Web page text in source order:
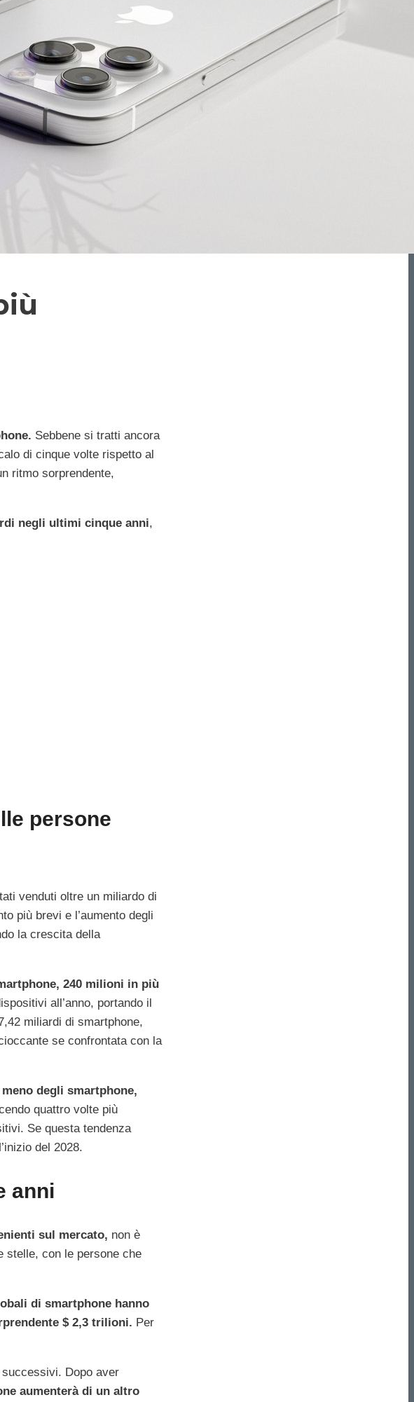
Sebbene si tratti ancora
di cinque volte rispetto al
ritmo sorprendente,
negli ultimi cinque anni,
persone
venduti oltre un miliardo di
più brevi e l’aumento degli
la crescita della
240 milioni in più
all’anno, portando il
miliardi di smartphone,
se confrontata con la
degli smartphone,
quattro volte più
Se questa tendenza
del 2028.
anni
sul mercato, non è
stelle, con le persone che
di smartphone hanno
$ 2,3 trilioni. Per
Dopo aver
aumenterà di un altro